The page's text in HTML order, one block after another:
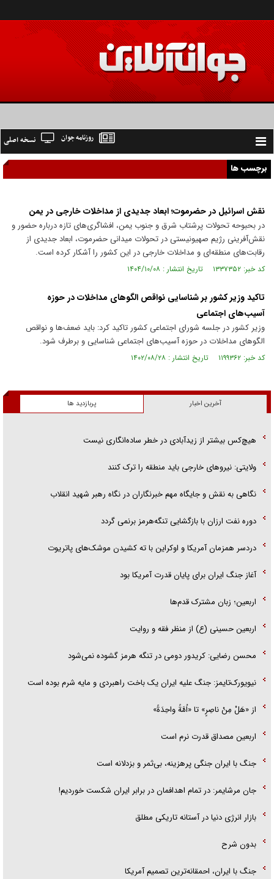
Toggle
navigation
نسخه اصلی روزنامه جوان
برچسب ها
نقش‌ اسرائیل در حضرموت؛ ابعاد جدیدی از مداخلات خارجی در یمن
در بحبوحه تحولات پرشتاب شرق و جنوب یمن، افشاگری‌های تازه درباره حضور و
نقش‌آفرینی رژیم صهیونیستی در تحولات میدانی حضرموت، ابعاد جدیدی از
رقابت‌های منطقه‌ای و مداخلات خارجی در این کشور را آشکار کرده است.
کد خبر: ۱۳۳۷۳۵۲ تاریخ انتشار : ۱۴۰۴/۱۰/۰۸
تاکید وزیر کشور بر شناسایی نواقص الگو‌های مداخلات در حوزه
آسیب‌های اجتماعی
وزیر کشور در جلسه شورای اجتماعی کشور تاکید کرد: باید ضعف‌ها و نواقص
الگو‌های مداخلات در حوزه آسیب‌های اجتماعی شناسایی و برطرف شود.
کد خبر: ۱۱۹۹۳۶۲ تاریخ انتشار : ۱۴۰۲/۰۸/۲۸
آخرین اخبار پربازدید ها
هیچ‌کس بیشتر از زیدآبادی در خطر ساده‌انگاری نیست
ولایتی: نیرو‌های خارجی باید منطقه را ترک کنند
نگاهی به نقش و جایگاه مهم خبرنگاران در نگاه رهبر شهید انقلاب
دوره نفت ارزان با بازگشایی تنگه‌هرمز برنمی گردد
دردسر همزمان آمریکا و اوکراین با ته کشیدن موشک‌های پاتریوت
آغاز جنگ ایران برای پایان قدرت آمریکا بود
اربعین؛ زبان مشترک قدم‌ها
اربعین حسینی (ع) از منظر فقه و روایت
محسن رضایی: کریدور دومی در تنگه هرمز گشوده نمی‌شود
نیویورک‌تایمز: جنگ علیه ایران یک باخت راهبردی و مایه شرم بوده است
از «هَلْ مِنْ ناصِرٍ» تا «اُمَّةً واحِدَةً»
اربعین مصداق قدرت نرم است
جنگ با ایران جنگی پرهزینه، بی‌ثمر و بزدلانه است
جان مرشایمر: در تمام اهدافمان در برابر ایران شکست خوردیم!
بازار انرژی دنیا در آستانه تاریکی مطلق
بدون شرح
جنگ با ایران، احمقانه‌ترین تصمیم آمریکا